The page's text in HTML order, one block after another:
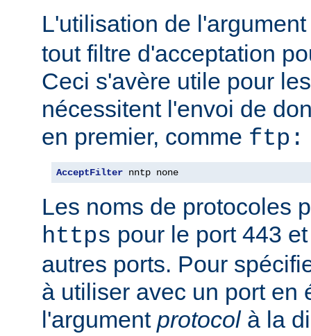
L'utilisation de
tout filtre d'acceptation
Ceci s'avère utile pour
nécessitent l'envoi de
en premier, comme ftp:
AcceptFilter nntp none
Les noms de protocoles
https pour le port 443
autres ports. Pour
à utiliser avec un port en
l'argument protocolà la